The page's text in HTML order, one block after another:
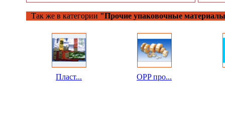
Так же в категории "Прочие упаковочные
Пласт... OPP про...